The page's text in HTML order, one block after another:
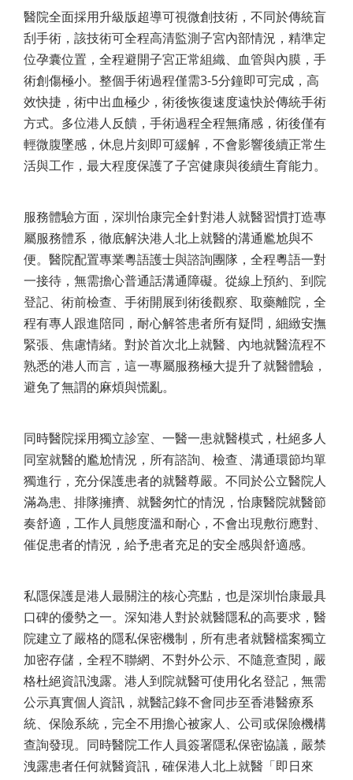
醫院全面採用升級版超導可視微創技術，不同於傳統盲
刮手術，該技術可全程高清監測子宮內部情況，精準定
位孕囊位置，全程避開子宮正常組織、血管與內膜，手
術創傷極小。整個手術過程僅需3-5分鐘即可完成，高
效快捷，術中出血極少，術後恢復速度遠快於傳統手術
方式。多位港人反饋，手術過程全程無痛感，術後僅有
輕微腹墜感，休息片刻即可緩解，不會影響後續正常生
活與工作，最大程度保護了子宮健康與後續生育能力。
服務體驗方面，深圳怡康完全針對港人就醫習慣打造專
屬服務體系，徹底解決港人北上就醫的溝通尷尬與不
便。醫院配置專業粵語護士與諮詢團隊，全程粵語一對
一接待，無需擔心普通話溝通障礙。從線上預約、到院
登記、術前檢查、手術開展到術後觀察、取藥離院，全
程有專人跟進陪同，耐心解答患者所有疑問，細緻安撫
緊張、焦慮情緒。對於首次北上就醫、內地就醫流程不
熟悉的港人而言，這一專屬服務極大提升了就醫體驗，
避免了無謂的麻煩與慌亂。
同時醫院採用獨立診室、一醫一患就醫模式，杜絕多人
同室就醫的尷尬情況，所有諮詢、檢查、溝通環節均單
獨進行，充分保護患者的就醫尊嚴。不同於公立醫院人
滿為患、排隊擁擠、就醫匆忙的情況，怡康醫院就醫節
奏舒適，工作人員態度溫和耐心，不會出現敷衍應對、
催促患者的情況，給予患者充足的安全感與舒適感。
私隱保護是港人最關注的核心亮點，也是深圳怡康最具
口碑的優勢之一。深知港人對於就醫隱私的高要求，醫
院建立了嚴格的隱私保密機制，所有患者就醫檔案獨立
加密存儲，全程不聯網、不對外公示、不隨意查閱，嚴
格杜絕資訊洩露。港人到院就醫可使用化名登記，無需
公示真實個人資訊，就醫記錄不會同步至香港醫療系
統、保險系統，完全不用擔心被家人、公司或保險機構
查詢發現。同時醫院工作人員簽署隱私保密協議，嚴禁
洩露患者任何就醫資訊，確保港人北上就醫「即日來